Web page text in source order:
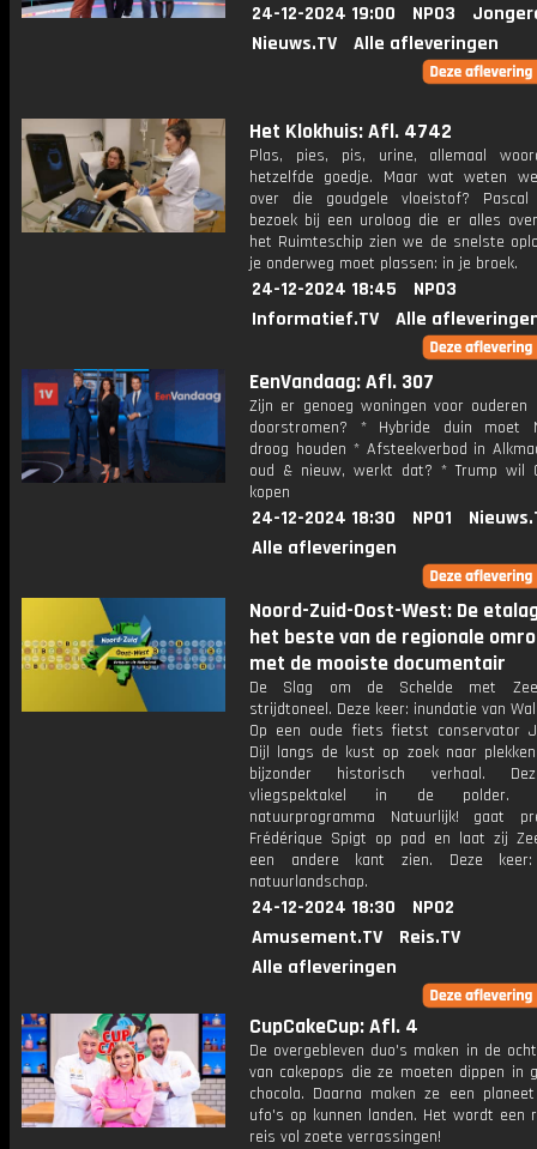
24-12-2024 19:00 NPO3
Nieuws.TV
Alle afleveringen
Het Klokhuis: Afl. 4742
Plas, pies, pis, urine, allemaal
hetzelfde goedje. Maar wat weten
over die goudgele vloeistof?
bezoek bij een uroloog die er alles
het Ruimteschip zien we de snelste
je onderweg moet plassen: in je broek.
24-12-2024 18:45
NPO3
Informatief.TV
Alle
EenVandaag: Afl. 307
Zijn er genoeg woningen voor ouderen
doorstromen? * Hybride duin moet
droog houden * Afsteekverbod in
oud & nieuw, werkt dat? * Trump wil
kopen
24-12-2024 18:30 NPO1
Alle afleveringen
Noord-Zuid-Oost-West: De
het beste van de regionale
met de mooiste documentair
De Slag om de Schelde met
strijdtoneel. Deze keer: inundatie van
Op een oude fiets fietst conservator
Dijl langs de kust op zoek naar
bijzonder historisch verhaal.
vliegspektakel in de
natuurprogramma Natuurlijk! gaat
Frédérique Spigt op pad en laat zij
een andere kant zien. Deze keer:
natuurlandschap.
24-12-2024 18:30
NPO2
Amusement.TV
Reis.TV
Alle afleveringen
CupCakeCup: Afl. 4
De overgebleven duo's maken in de
van cakepops die ze moeten dippen in
chocola. Daarna maken ze een
ufo's op kunnen landen. Het wordt een
reis vol zoete verrassingen!